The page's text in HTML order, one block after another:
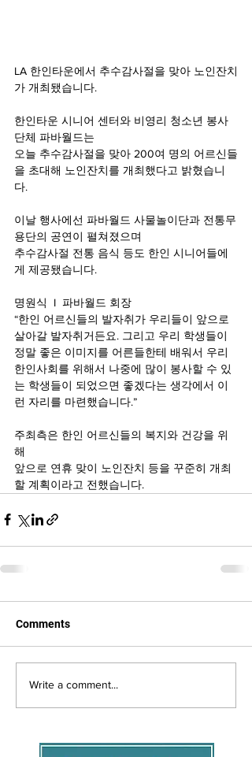
LA 한인타운에서 추수감사절을 맞아 노인잔치
가 개최됐습니다.
한인타운 시니어 센터와 비영리 청소년 봉사
단체 파바월드는
오늘 추수감사절을 맞아 200여 명의 어르신들
을 초대해 노인잔치를 개최했다고 밝혔습니
다.
이날 행사에선 파바월드 사물놀이단과 전통무
용단의 공연이 펼쳐졌으며
추수감사절 전통 음식 등도 한인 시니어들에
게 제공됐습니다.
명원식  I  파바월드 회장
“한인 어르신들의 발자취가 우리들이 앞으로
살아갈 발자취거든요. 그리고 우리 학생들이
정말 좋은 이미지를 어른들한테 배워서 우리
한인사회를 위해서 나중에 많이 봉사할 수 있
는 학생들이 되었으면 좋겠다는 생각에서 이
런 자리를 마련했습니다.”
주최측은 한인 어르신들의 복지와 건강을 위
해
앞으로 연휴 맞이 노인잔치 등을 꾸준히 개최
할 계획이라고 전했습니다.
Comments
Write a comment...